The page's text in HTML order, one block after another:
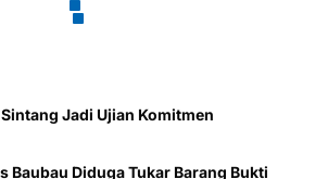
Jadi Ujian Komitmen
Baubau Diduga Tukar Barang Bukti